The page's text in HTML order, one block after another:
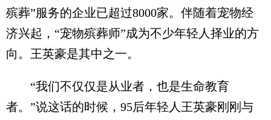
殡葬”服务的企业已超过8000家。伴随着宠物经
济兴起，“宠物殡葬师”成为不少年轻人择业的方
向。王英豪是其中之一。
“我们不仅仅是从业者，也是生命教育
者。”说这话的时候，95后年轻人王英豪刚刚与